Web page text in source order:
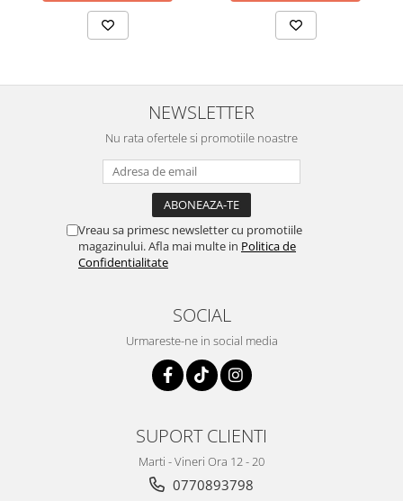
NEWSLETTER
Nu rata ofertele si promotiile noastre
Vreau sa primesc newsletter cu promotiile
magazinului. Afla mai multe in Politica de
Confidentialitate
SOCIAL
Urmareste-ne in social media
SUPORT CLIENTI
Marti - Vineri Ora 12 - 20
0770893798